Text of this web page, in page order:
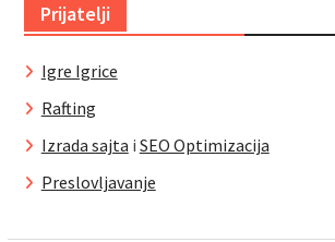
Prijatelji
Igre Igrice
Rafting
Izrada sajta i SEO Optimizacija
Preslovljavanje